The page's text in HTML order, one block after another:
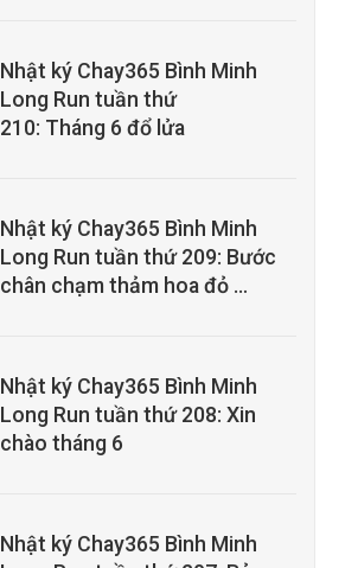
Nhật ký Chay365 Bình Minh
Long Run tuần thứ
210: Tháng 6 đổ lửa
Nhật ký Chay365 Bình Minh
Long Run tuần thứ 209: Bước
chân chạm thảm hoa đỏ …
Nhật ký Chay365 Bình Minh
Long Run tuần thứ 208: Xin
chào tháng 6
Nhật ký Chay365 Bình Minh